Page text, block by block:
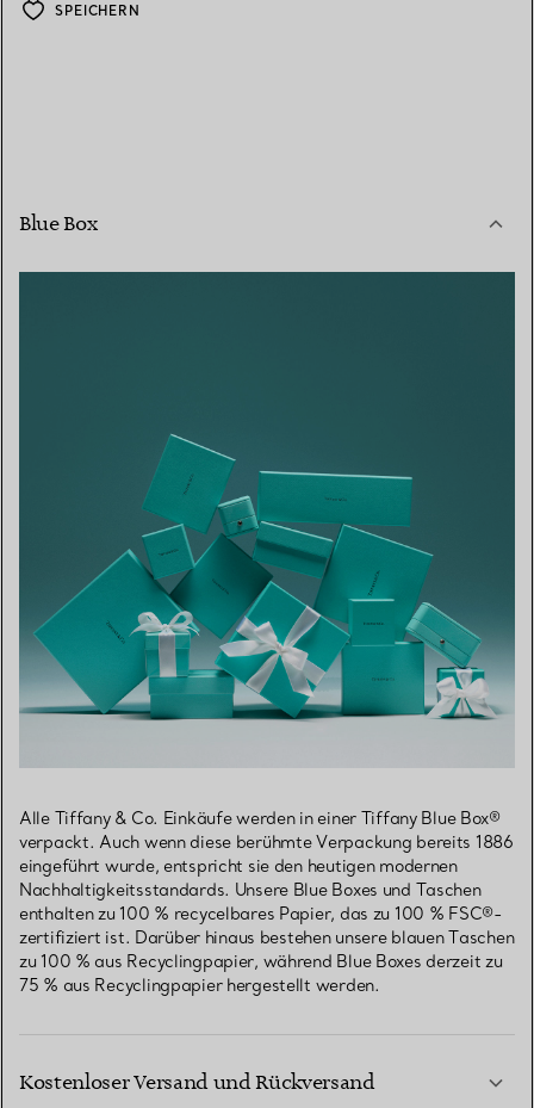
SPEICHERN
Blue Box
Alle Tiffany & Co. Einkäufe werden in einer Tiffany Blue Box®
verpackt. Auch wenn diese berühmte Verpackung bereits 1886
eingeführt wurde, entspricht sie den heutigen modernen
Nachhaltigkeitsstandards. Unsere Blue Boxes und Taschen
enthalten zu 100 % recycelbares Papier, das zu 100 % FSC®-
zertifiziert ist. Darüber hinaus bestehen unsere blauen Taschen
zu 100 % aus Recyclingpapier, während Blue Boxes derzeit zu
75 % aus Recyclingpapier hergestellt werden.
Kostenloser Versand und Rückversand